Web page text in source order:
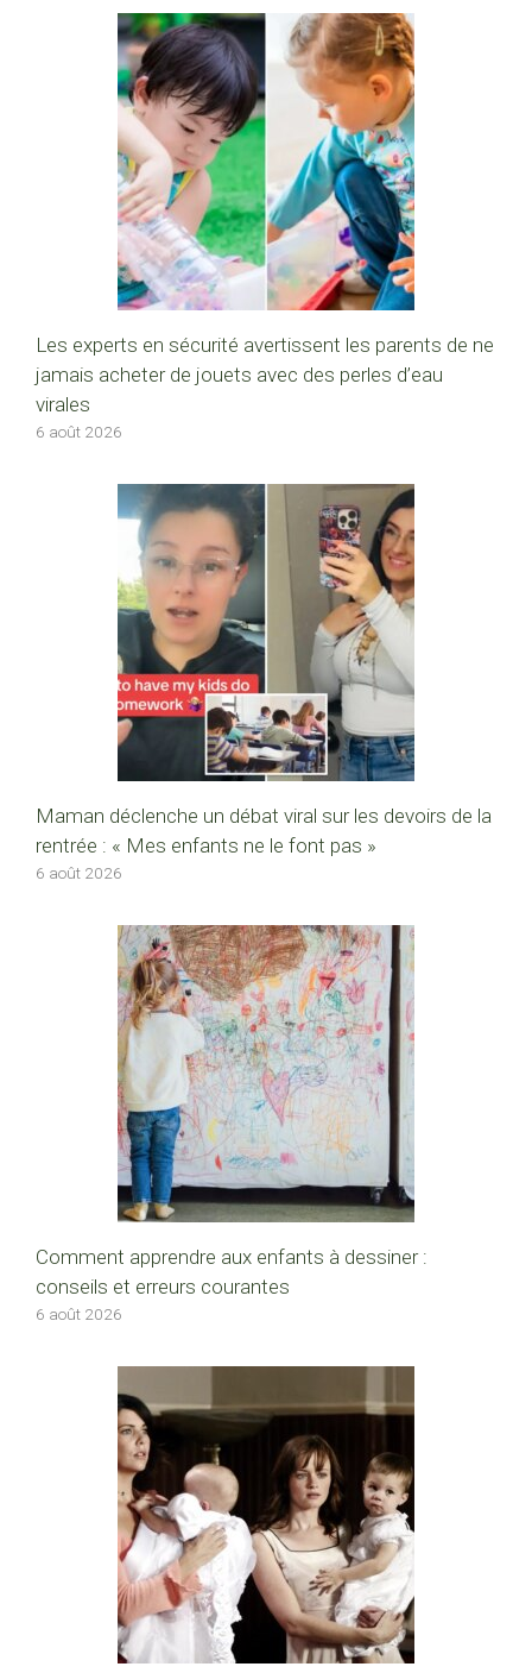
Les experts en sécurité avertissent les parents de ne
jamais acheter de jouets avec des perles d’eau
virales
6 août 2026
Maman déclenche un débat viral sur les devoirs de la
rentrée : « Mes enfants ne le font pas »
6 août 2026
Comment apprendre aux enfants à dessiner :
conseils et erreurs courantes
6 août 2026